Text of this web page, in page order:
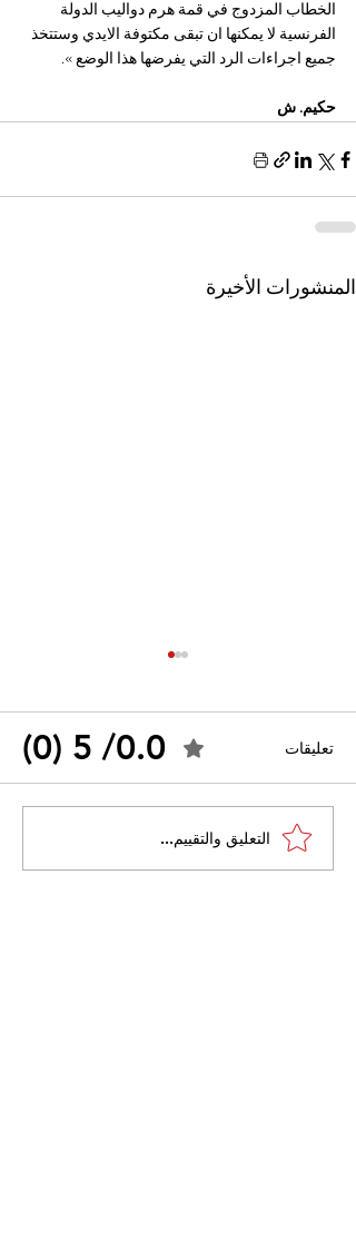
الخطاب المزدوج في قمة هرم دواليب الدولة
الفرنسية لا يمكنها ان تبقى مكتوفة الايدي وستتخذ
جميع اجراءات الرد التي يفرضها هذا الوضع ».
حكيم. ش
المنشورات الأخيرة
القضاء الإداري يقضي بحل
نقابة "كنابست"
تعليقات 0.0/ 5 (0)
التعليق والتقييم...